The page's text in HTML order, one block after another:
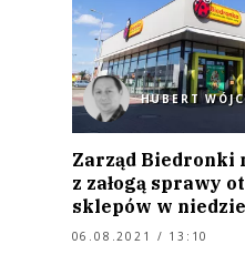
HUBERT
Zarząd Biedronki
z załogą sprawy
sklepów w
06.08.2021 / 13:10